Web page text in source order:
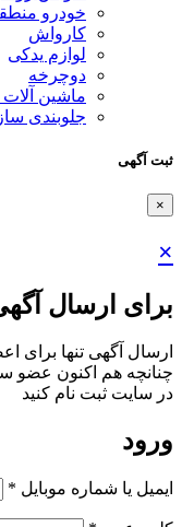
خودرو
کارواش
لوازم یدکی
دوچرخه
ماشین
جلوبندی
ثبت آگهی
×
×
برای ارسال
ارسال آگهی تنها برای
چنانچه هم‌ اکنون عضو
در سایت ثبت نام کنید
ورود
ایمیل یا شماره موبایل *